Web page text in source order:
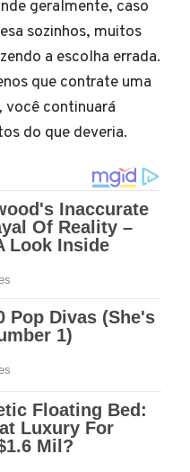
geralmente, caso
sozinhos, muitos
a escolha errada.
que contrate uma
continuará
do que deveria.